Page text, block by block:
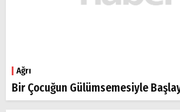
Ağrı
Bir Çocuğun Gülümsemesiyle